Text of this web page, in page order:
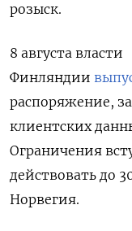
розыск.
8 августа власти
Финляндии
распоряжение,
клиентских
Ограничения
действовать до
Норвегия.